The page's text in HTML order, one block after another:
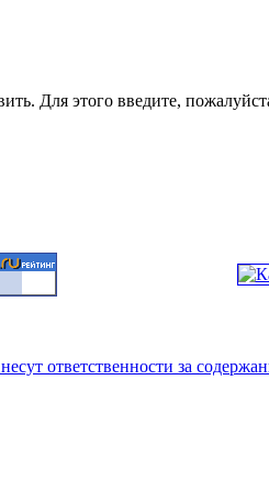
Для этого введите,
ответственности за